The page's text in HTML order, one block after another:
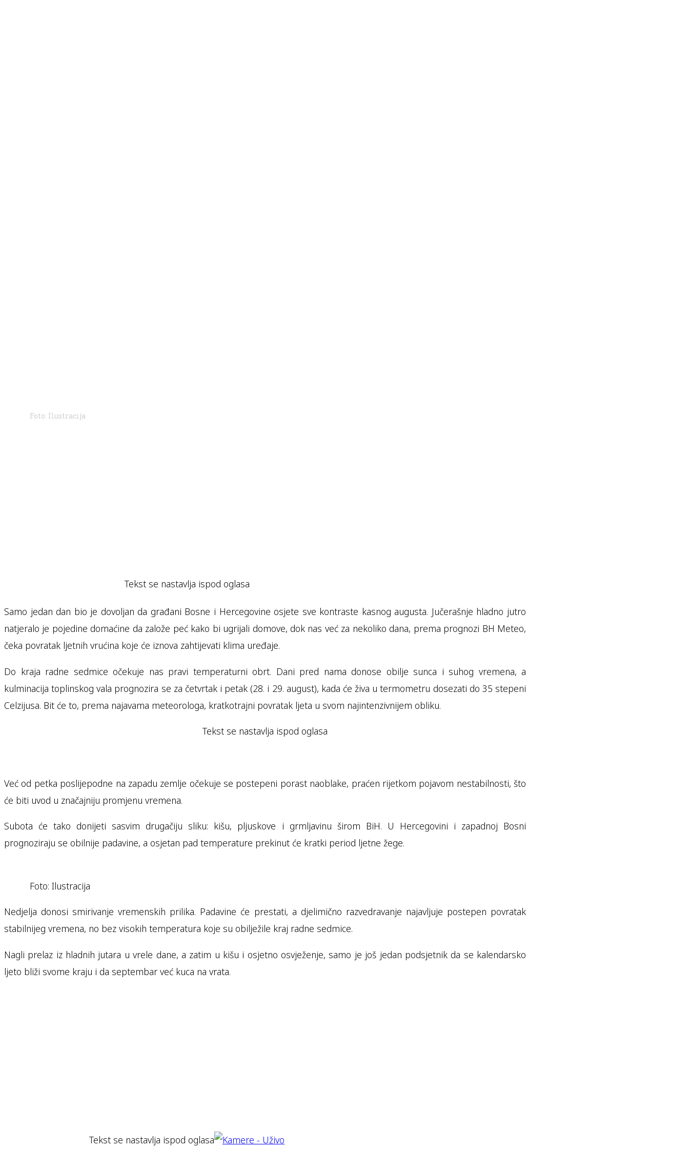
Foto: Ilustracija
Tekst se nastavlja ispod oglasa
Samo jedan dan bio je dovoljan da građani Bosne i Hercegovine osjete sve kontraste kasnog augusta. Jučerašnje hladno jutro
natjeralo je pojedine domaćine da založe peć kako bi ugrijali domove, dok nas već za nekoliko dana, prema prognozi BH Meteo,
čeka povratak ljetnih vrućina koje će iznova zahtijevati klima uređaje.
Do kraja radne sedmice očekuje nas pravi temperaturni obrt. Dani pred nama donose obilje sunca i suhog vremena, a
kulminacija toplinskog vala prognozira se za četvrtak i petak (28. i 29. august), kada će živa u termometru dosezati do 35 stepeni
Celzijusa. Bit će to, prema najavama meteorologa, kratkotrajni povratak ljeta u svom najintenzivnijem obliku.
Tekst se nastavlja ispod oglasa
Već od petka poslijepodne na zapadu zemlje očekuje se postepeni porast naoblake, praćen rijetkom pojavom nestabilnosti, što
će biti uvod u značajniju promjenu vremena.
Subota će tako donijeti sasvim drugačiju sliku: kišu, pljuskove i grmljavinu širom BiH. U Hercegovini i zapadnoj Bosni
prognoziraju se obilnije padavine, a osjetan pad temperature prekinut će kratki period ljetne žege.
Foto: Ilustracija
Nedjelja donosi smirivanje vremenskih prilika. Padavine će prestati, a djelimično razvedravanje najavljuje postepen povratak
stabilnijeg vremena, no bez visokih temperatura koje su obilježile kraj radne sedmice.
Nagli prelaz iz hladnih jutara u vrele dane, a zatim u kišu i osjetno osvježenje, samo je još jedan podsjetnik da se kalendarsko
ljeto bliži svome kraju i da septembar već kuca na vrata.
Tekst se nastavlja ispod oglasa